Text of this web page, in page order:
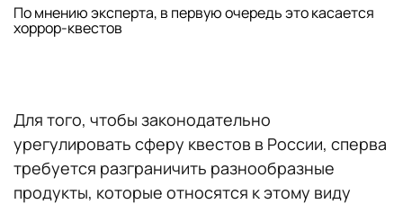
По мнению эксперта, в первую очередь это касается
хоррор-квестов
Для того, чтобы законодательно
урегулировать сферу квестов в России, сперва
требуется разграничить разнообразные
продукты, которые относятся к этому виду